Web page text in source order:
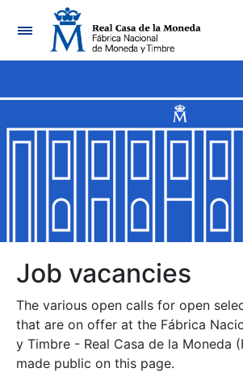
Navigation
Show/Hide
Show/Hide
Show/Hide
Show/Hide
Job vacancies
The various open calls for open
that are on offer at the Fábrica
y Timbre - Real Casa de la Moneda
made public on this page.